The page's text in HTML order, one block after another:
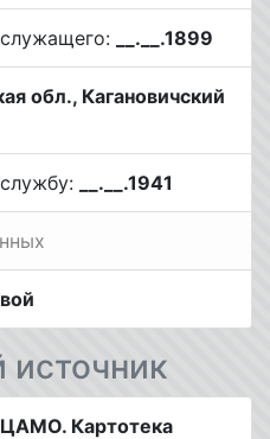
__.__.1899
обл., Кагановичский
__.__.1941
ЦАМО. Картотека